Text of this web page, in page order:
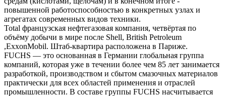
повышенной работоспособностью в конкретных узлах и
агрегатах современных видов техники.
Total французская нефтегазовая компания, четвёртая по
объёму добычи в мире после Shell, British Petroleum
,ExxonMobil. Штаб-квартира расположена в Париже.
FUCHS — это основанная в Германии глобальная группа
компаний, которая уже в течении более чем 85 лет занимается
разработкой, производством и сбытом смазочных материалов
практически для всех областей применения и отраслей
промышленности. В составе группы FUCHS насчитывается